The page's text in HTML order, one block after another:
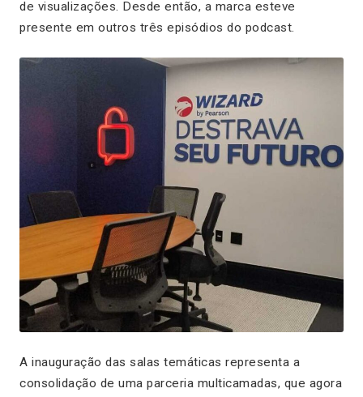
de visualizações. Desde então, a marca esteve
presente em outros três episódios do podcast.
A inauguração das salas temáticas representa a
consolidação de uma parceria multicamadas, que agora